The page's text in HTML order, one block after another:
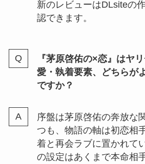
新のレビューはDLsiteの
認できます。
『茅原啓佑の×恋』はヤ
愛・執着要素、どちらが
ですか？
序盤は茅原啓佑の奔放な
つも、物語の軸は初恋相
着と再会ラブに置かれて
の設定はあくまで本命相